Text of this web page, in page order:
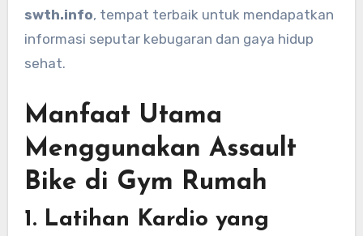
swth.info, tempat terbaik untuk mendapatkan
informasi seputar kebugaran dan gaya hidup
sehat.
Manfaat Utama
Menggunakan Assault
Bike di Gym Rumah
1. Latihan Kardio yang